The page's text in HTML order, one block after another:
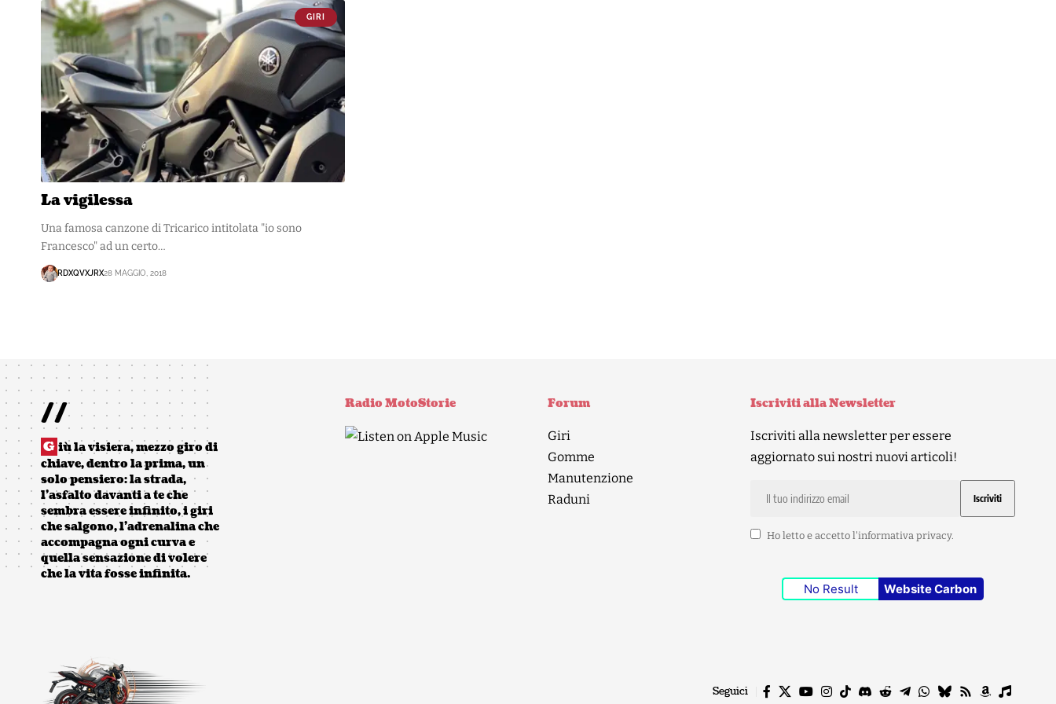
GIRI
La vigilessa
Una famosa canzone di Tricarico intitolata "io sono
Francesco" ad un certo…
RDXQVXJRX28 MAGGIO, 2018
//
G iù la visiera, mezzo giro di
chiave, dentro la prima, un
solo pensiero: la strada,
l’asfalto davanti a te che
sembra essere infinito, i giri
che salgono, l’adrenalina che
accompagna ogni curva e
quella sensazione di volere
che la vita fosse infinita.
Radio MotoStorie Forum
Giri
Gomme
Manutenzione
Raduni
Iscriviti alla Newsletter
Iscriviti alla newsletter per essere
aggiornato sui nostri nuovi articoli!
Ho letto e accetto l'informativa privacy.
No Result Website Carbon
Seguici